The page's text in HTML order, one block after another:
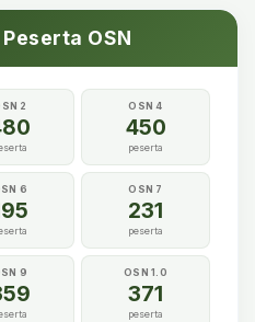
OSN
2 OSN 4
450
peserta
6 OSN 7
231
peserta
9 OSN 1.0
371
peserta